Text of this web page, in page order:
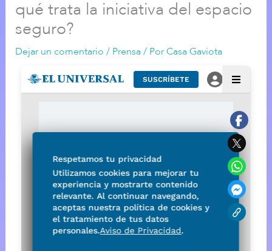
qué trata la iniciativa del espacio
seguro?
Dejar un comentario / Prensa / PorCasa Gaviota